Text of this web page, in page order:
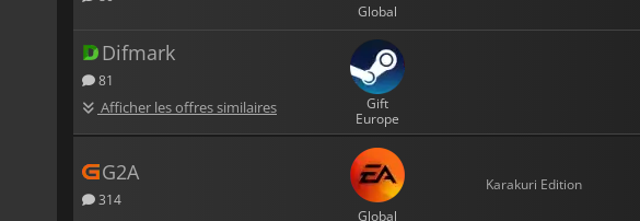
Global
Difmark
81
Afficher les offres similaires
Gift
Europe
G2A
314
Global
Karakuri Edition